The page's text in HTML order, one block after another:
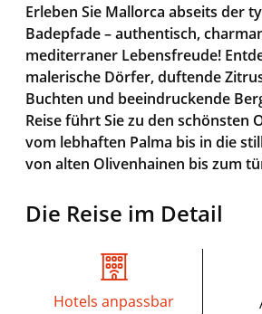
Erleben Sie Mallorca abseits der
Badepfade – authentisch,
mediterraner Lebensfreude!
malerische Dörfer, duftende
Buchten und beeindruckende
Reise führt Sie zu den schönsten
vom lebhaften Palma bis in die
von alten Olivenhainen bis zum
Die Reise im Detail
Hotels anpassbar